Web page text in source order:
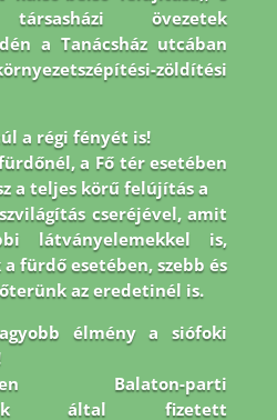
övezetek
a Tanácsház utcában
zöldítési
a régi fényét is!
a Fő tér esetében
a teljes körű felújítás a
cseréjével, amit
látványelemekkel is,
fürdő esetében, szebb és
az eredetinél is.
élmény a siófoki
Balaton-parti
által fizetett